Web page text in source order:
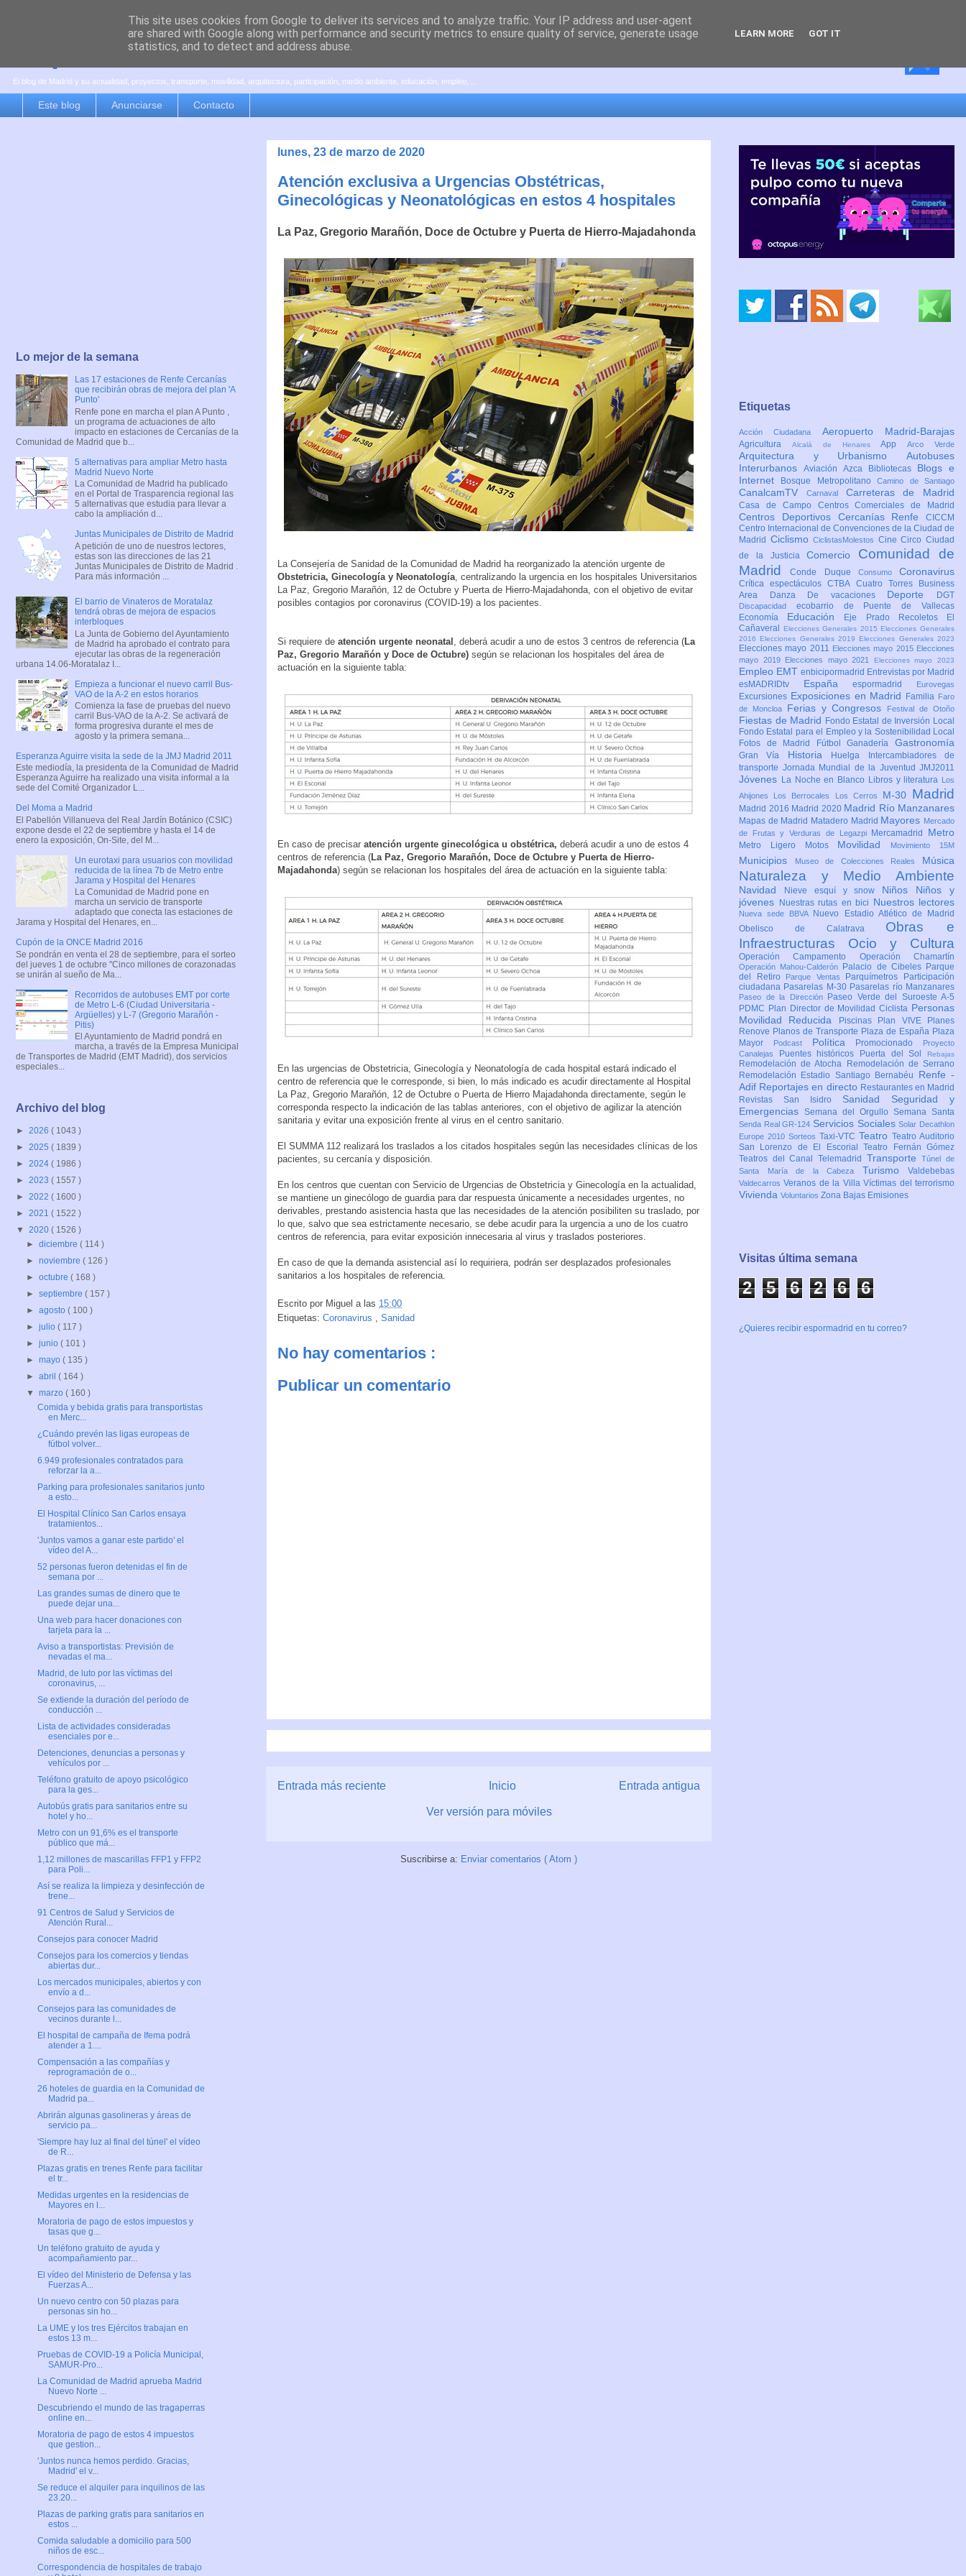
es por madrid
El blog de Madrid y su actualidad, proyectos, transporte, movilidad, arquitectura, participación, medio ambiente, educación, empleo, ...
Este blog Anunciarse Contacto
lunes, 23 de marzo de 2020
Atención exclusiva a Urgencias Obstétricas,
Ginecológicas y Neonatológicas en estos 4 hospitales
La Paz, Gregorio Marañón, Doce de Octubre y Puerta de Hierro-Majadahonda
La Consejería de Sanidad de la Comunidad de Madrid ha reorganizado la atención urgente de
Obstetricia, Ginecología y Neonatología, centralizando la urgencia en los hospitales Universitarios
La Paz, Gregorio Marañón, 12 de Octubre y Puerta de Hierro-Majadahonda, con el objetivo de evitar
posibles contagios por coronavirus (COVID-19) a los pacientes.
Si requiere de atención urgente neonatal , deberá acudir a uno de estos 3 centros de referencia (La
Paz, Gregorio Marañón y Doce de Octubre) según se relacionan los hospitales del área de
actuación en la siguiente tabla:
En caso de precisar atención urgente ginecológica u obstétrica, deberá acudir a uno de estos 4
centros de referencia (La Paz, Gregorio Marañón, Doce de Octubre y Puerta de Hierro-
Majadahonda) según se relacionan los hospitales del área de actuación en la siguiente tabla:
En las urgencias de Obstetricia, Ginecología y Neonatología de cada hospital estará indicado el
centro de referencia que le corresponde, si bien, lo más indicado es acudir directamente al Hospital
La Paz, Gregorio Marañón, 12 de Octubre o Puerta de Hierro Majadahonda directamente, según le
corresponda respecto la indicación de las tablas anteriores, con el objetivo de agilizar la atención
sanitaria y evitar una exposición frente al virus en el centro sanitario.
El SUMMA 112 realizará los traslados a los citados hospitales según las necesidades clínicas de los
pacientes, su cercanía y disposición.
En los centros que cuentan con Servicio de Urgencias de Obstetricia y Ginecología en la actualidad,
se mantiene un ginecólogo de guardia para dar respuesta únicamente a necesidades urgentes, no
derivables, prestando asistencia hasta que las necesidades de la atención posibiliten su traslado, por
lo que, salvo que sea estrictamente necesario, se debe acudir para la urgencia a uno de los cuatro
centros de referencia, para evitar exposición innecesaria al virus y traslados posteriores.
En caso de que la demanda asistencial así lo requiriera, podrán ser desplazados profesionales
sanitarios a los hospitales de referencia.
Escrito por Miguel a las 15:00
Etiquetas: Coronavirus Sanidad
No hay comentarios :
Publicar un comentario
Entrada más reciente Entrada antigua
Inicio
Ver versión para móviles
Suscribirse a: Enviar comentarios ( Atom )
Lo mejor de la semana
Las 17 estaciones de Renfe Cercanías
que recibirán obras de mejora del plan 'A
Punto'
Renfe pone en marcha el plan A Punto ,
un programa de actuaciones de alto
impacto en estaciones de Cercanías de la
Comunidad de Madrid que b...
5 alternativas para ampliar Metro hasta
Madrid Nuevo Norte
La Comunidad de Madrid ha publicado
en el Portal de Trasparencia regional las
5 alternativas que estudia para llevar a
cabo la ampliación d...
Juntas Municipales de Distrito de Madrid
A petición de uno de nuestros lectores,
estas son las direcciones de las 21
Juntas Municipales de Distrito de Madrid .
Para más información ...
El barrio de Vinateros de Moratalaz
tendrá obras de mejora de espacios
interbloques
La Junta de Gobierno del Ayuntamiento
de Madrid ha aprobado el contrato para
ejecutar las obras de la regeneración
urbana 14.06-Moratalaz I...
Empieza a funcionar el nuevo carril Bus-
VAO de la A-2 en estos horarios
Comienza la fase de pruebas del nuevo
carril Bus-VAO de la A-2. Se activará de
forma progresiva durante el mes de
agosto y la primera semana...
Esperanza Aguirre visita la sede de la JMJ Madrid 2011
Este mediodía, la presidenta de la Comunidad de Madrid
Esperanza Aguirre ha realizado una visita informal a la
sede del Comité Organizador L...
Del Moma a Madrid
El Pabellón Villanueva del Real Jardín Botánico (CSIC)
expone desde el 22 de septiembre y hasta el 14 de
enero la exposición, On-Site, del M...
Un eurotaxi para usuarios con movilidad
reducida de la línea 7b de Metro entre
Jarama y Hospital del Henares
La Comunidad de Madrid pone en
marcha un servicio de transporte
adaptado que conecta las estaciones de
Jarama y Hospital del Henares, en...
Cupón de la ONCE Madrid 2016
Se pondrán en venta el 28 de septiembre, para el sorteo
del jueves 1 de octubre "Cinco millones de corazonadas
se unirán al sueño de Ma...
Recorridos de autobuses EMT por corte
de Metro L-6 (Ciudad Universitaria -
Argüelles) y L-7 (Gregorio Marañón -
Pitis)
El Ayuntamiento de Madrid pondrá en
marcha, a través de la Empresa Municipal
de Transportes de Madrid (EMT Madrid), dos servicios
especiales...
Archivo del blog
► 2026 ( 1043 )
► 2025 ( 1839 )
► 2024 ( 1986 )
► 2023 ( 1557 )
► 2022 ( 1600 )
► 2021 ( 1522 )
▼ 2020 ( 1526 )
►diciembre( 114 )
►noviembre( 126 )
►octubre( 168 )
►septiembre( 157 )
►agosto( 100 )
►julio( 117 )
►junio( 101 )
►mayo( 135 )
►abril( 164 )
▼marzo( 160 )
Comida y bebida gratis para transportistas
en Merc...
¿Cuándo prevén las ligas europeas de
fútbol volver...
6.949 profesionales contratados para
reforzar la a...
Parking para profesionales sanitarios junto
a esto...
El Hospital Clínico San Carlos ensaya
tratamientos...
'Juntos vamos a ganar este partido' el
vídeo del A...
52 personas fueron detenidas el fin de
semana por ...
Las grandes sumas de dinero que te
puede dejar una...
Una web para hacer donaciones con
tarjeta para la ...
Aviso a transportistas: Previsión de
nevadas el ma...
Madrid, de luto por las víctimas del
coronavirus, ...
Se extiende la duración del período de
conducción ...
Lista de actividades consideradas
esenciales por e...
Detenciones, denuncias a personas y
vehículos por ...
Teléfono gratuito de apoyo psicológico
para la ges...
Autobús gratis para sanitarios entre su
hotel y ho...
Metro con un 91,6% es el transporte
público que má...
1,12 millones de mascarillas FFP1 y FFP2
para Poli...
Así se realiza la limpieza y desinfección de
trene...
91 Centros de Salud y Servicios de
Atención Rural...
Consejos para conocer Madrid
Consejos para los comercios y tiendas
abiertas dur...
Los mercados municipales, abiertos y con
envío a d...
Consejos para las comunidades de
vecinos durante l...
El hospital de campaña de Ifema podrá
atender a 1....
Compensación a las compañías y
reprogramación de o...
26 hoteles de guardia en la Comunidad de
Madrid pa...
Abrirán algunas gasolineras y áreas de
servicio pa...
'Siempre hay luz al final del túnel' el vídeo
de R...
Plazas gratis en trenes Renfe para facilitar
el tr...
Medidas urgentes en la residencias de
Mayores en l...
Moratoria de pago de estos impuestos y
tasas que g...
Un teléfono gratuito de ayuda y
acompañamiento par...
El vídeo del Ministerio de Defensa y las
Fuerzas A...
Un nuevo centro con 50 plazas para
personas sin ho...
La UME y los tres Ejércitos trabajan en
estos 13 m...
Pruebas de COVID-19 a Policía Municipal,
SAMUR-Pro...
La Comunidad de Madrid aprueba Madrid
Nuevo Norte ...
Descubriendo el mundo de las tragaperras
online en...
Moratoria de pago de estos 4 impuestos
que gestion...
'Juntos nunca hemos perdido. Gracias,
Madrid' el v...
Se reduce el alquiler para inquilinos de las
23.20...
Plazas de parking gratis para sanitarios en
estos ...
Comida saludable a domicilio para 500
niños de esc...
Correspondencia de hospitales de trabajo
Etiquetas
Acción Ciudadana Aeropuerto Madrid-Barajas
Agricultura Alcalá de HenaresAppArco Verde
Arquitectura y Urbanismo Autobuses
Interurbanos Aviación Azca Bibliotecas Blogs e
Internet
Bosque MetropolitanoCamino de Santiago
CanalcamTV Carnaval Carreteras de Madrid
Casa de Campo Centros Comerciales de Madrid
Centros Deportivos Cercanías Renfe CICCM
Centro Internacional de Convenciones de la Ciudad de
Madrid CiclismoCiclistasMolestos CineCircoCiudad
de la JusticiaComercio Comunidad de
MadridConde Duque Consumo Coronavirus
Crítica espectáculosCTBA Cuatro Torres Business
Area
Danza De vacaciones Deporte DGT
Discapacidad ecobarrio de Puente de Vallecas
Economía Educación Eje Prado Recoletos
El
Cañaveral
Elecciones Generales 2015 Elecciones Generales
2016 Elecciones Generales 2019 Elecciones Generales 2023
Elecciones mayo 2011 Elecciones mayo 2015 Elecciones
mayo 2019
Elecciones mayo 2021 Elecciones mayo 2023
Empleo EMT enbicipormadrid Entrevistas por Madrid
esMADRIDtv Españaespormadrid Eurovegas
Excursiones Exposiciones en Madrid Familia Faro
de Moncloa
Ferias y Congresos Festival de Otoño
Fiestas de Madrid Fondo Estatal de Inversión Local
Fondo Estatal para el Empleo y la Sostenibilidad Local
Fotos de Madrid
FútbolGanaderíaGastronomía
Gran Vía Historia Huelga
Intercambiadores de
transporte Jornada Mundial de la Juventud JMJ2011
Jóvenes La Noche en Blanco Libros y literatura
Los
Ahijones
Los Berrocales Los Cerros M-30 Madrid
Madrid 2016 Madrid 2020 Madrid Río Manzanares
Mapas de Madrid Matadero Madrid Mayores Mercado
de Frutas y Verduras de Legazpi
Mercamadrid Metro
Metro Ligero Motos Movilidad Movimiento 15M
Municipios Museo de Colecciones Reales Música
Naturaleza y Medio Ambiente
Navidad Nieve esquí y snow Niños Niños y
jóvenes
Nuestras rutas en bici Nuestros lectores
Nueva sede BBVA
Nuevo Estadio Atlético de Madrid
Obelisco de Calatrava Obras e
Infraestructuras Ocio y Cultura
Operación Campamento Operación Chamartín
Operación Mahou-Calderón Palacio de Cibeles Parque
del Retiro
Parque Ventas Parquímetros
Participación
ciudadana Pasarelas M-30 Pasarelas río Manzanares
Paseo de la Dirección
Paseo Verde del Suroeste A-5
PDMC Plan Director de Movilidad Ciclista Personas
Movilidad Reducida
Piscinas Plan VIVE
Planes
Renove Planos de Transporte Plaza de España Plaza
Mayor
Podcast Política Promocionado
Proyecto
Canalejas
Puentes históricos Puerta del Sol Rebajas
Remodelación de Atocha
Remodelación de Serrano
Remodelación Estadio Santiago Bernabéu Renfe -
Adif Reportajes en directo Restaurantes en Madrid
Revistas San Isidro Sanidad Seguridad y
Emergencias Semana del Orgullo Semana Santa
Senda Real GR-124 Servicios SocialesSolar Decathlon
Europe 2010 Sorteos Taxi-VTC Teatro Teatro Auditorio
San Lorenzo de El EscorialTeatro Fernán Gómez
Teatros del Canal Telemadrid TransporteTúnel de
Santa María de la Cabeza Turismo Valdebebas
ValdecarrosVeranos de la VillaVíctimas del terrorismo
Vivienda Voluntarios Zona Bajas Emisiones
Visitas última semana
2 5 6 2 6 6
¿Quieres recibir espormadrid en tu correo?
This site uses cookies from Google to deliver its services and to analyze traffic. Your IP address and user-agent
are shared with Google along with performance and security metrics to ensure quality of service, generate usage
statistics, and to detect and address abuse.
LEARN MORE GOT IT